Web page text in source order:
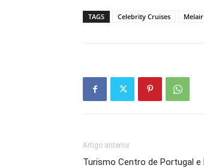
TAGS Celebrity Cruises Melair
Artigo anterior
Turismo Centro de Portugal e